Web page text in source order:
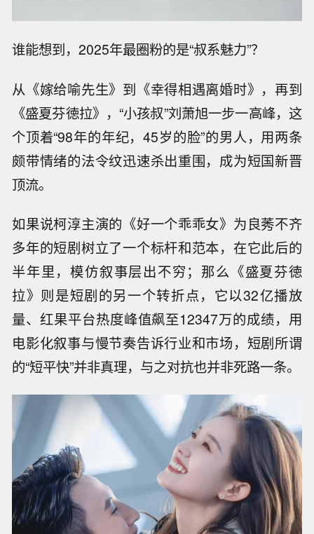
谁能想到，2025年最圈粉的是“叔系魅力”？
从《嫁给喻先生》到《幸得相遇离婚时》，再到
《盛夏芬徳拉》，“小孩叔”刘萧旭一步一高峰，这
个顶着“98年的年纪，45岁的脸”的男人，用两条
颇带情绪的法令纹迅速杀出重围，成为短国新晋
顶流。
如果说柯淳主演的《好一个乖乖女》为良莠不齐
多年的短剧树立了一个标杆和范本，在它此后的
半年里，模仿叙事层出不穷；那么《盛夏芬徳
拉》则是短剧的另一个转折点，它以32亿播放
量、红果平台热度峰值飙至12347万的成绩，用
电影化叙事与慢节奏告诉行业和市场，短剧所谓
的“短平快”并非真理，与之对抗也并非死路一条。